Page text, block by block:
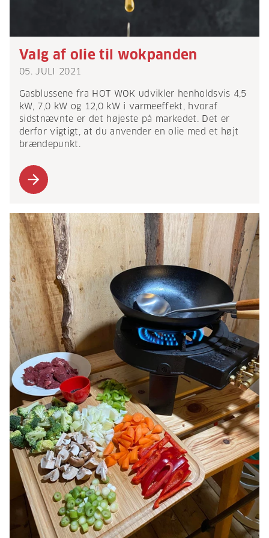
Valg af olie til wokpanden
05. JULI 2021
Gasblussene fra HOT WOK udvikler henholdsvis 4,5
kW, 7,0 kW og 12,0 kW i varmeeffekt, hvoraf
sidstnævnte er det højeste på markedet. Det er
derfor vigtigt, at du anvender en olie med et højt
brændepunkt.
arrow_forward